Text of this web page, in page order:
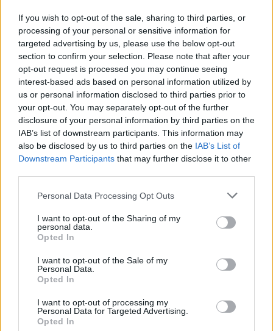
If you wish to opt-out of the sale, sharing to third parties, or
processing of your personal or sensitive information for
targeted advertising by us, please use the below opt-out
section to confirm your selection. Please note that after your
opt-out request is processed you may continue seeing
interest-based ads based on personal information utilized by
us or personal information disclosed to third parties prior to
your opt-out. You may separately opt-out of the further
disclosure of your personal information by third parties on the
IAB’s list of downstream participants. This information may
also be disclosed by us to third parties on the IAB’s List of
Downstream Participants that may further disclose it to other
Personal Data Processing Opt Outs
I want to opt-out of the Sharing of my
personal data.
Opted In
I want to opt-out of the Sale of my
Personal Data.
Opted In
I want to opt-out of processing my
Personal Data for Targeted Advertising.
Opted In
Και ο Μόσιαλος καταγγέλει τη δολοφονία
Φλόιντ – η ανάρτησή του στο FB
Η βάναυση δολοφονία του αφροαμερικανού Τζορτζ Φλόιντ, κατά
τη σύλληψή του, από αστυνομικούς, έχει προκαλέσει την
παγκόσμια κατακραυγή. Μεταξύ αυτών και ο Ηλίας Μόσιαλος,
εκπρόσωπος της Ελλάδας στους διεθνείς οργανισμούς για τον
ΡΟΗ ΕΙΔΗΣΕΩΝ